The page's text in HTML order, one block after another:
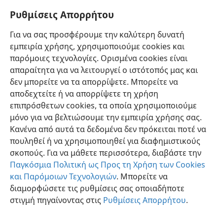
Ρυθμίσεις Απορρήτου
Για να σας προσφέρουμε την καλύτερη δυνατή
εμπειρία χρήσης, χρησιμοποιούμε cookies και
παρόμοιες τεχνολογίες. Ορισμένα cookies είναι
απαραίτητα για να λειτουργεί ο ιστότοπός μας και
δεν μπορείτε να τα απορρίψετε. Μπορείτε να
αποδεχτείτε ή να απορρίψετε τη χρήση
επιπρόσθετων cookies, τα οποία χρησιμοποιούμε
μόνο για να βελτιώσουμε την εμπειρία χρήσης σας.
Κανένα από αυτά τα δεδομένα δεν πρόκειται ποτέ να
πουληθεί ή να χρησιμοποιηθεί για διαφημιστικούς
σκοπούς. Για να μάθετε περισσότερα, διαβάστε την
Παγκόσμια Πολιτική ως Προς τη Χρήση των Cookies
και Παρόμοιων Τεχνολογιών. Μπορείτε να
διαμορφώσετε τις ρυθμίσεις σας οποιαδήποτε
στιγμή πηγαίνοντας στις Ρυθμίσεις Απορρήτου.
39 Και εντούτοις όλοι αυτοί, μολονότι έλαβαν
καλή μαρτυρία λόγω της πίστης τους, δεν γεύτηκαν
την εκπλήρωση της υπόσχεσης, 40 επειδή ο Θεός
προείδε κάτι καλύτερο για εμάς,+ ώστε αυτοί να μην
τελειοποιηθούν χωρίς εμάς.
Ελληνική Κοινή Χρήση Προτιμήσεις
Copyright© 2026 Watch Tower Bible and Tract Society of Pennsylvania
Όροι Χρήσης Πολιτική Απορρήτου
Ρυθμίσεις Απορρήτου
JW.ORG
Σύνδεση